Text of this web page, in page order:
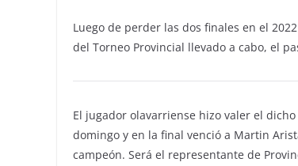
Luego de perder las dos finales en el
del Torneo Provincial llevado a cabo, el
El jugador olavarriense hizo valer el
domingo y en la final venció a Martin
campeón. Será el representante de